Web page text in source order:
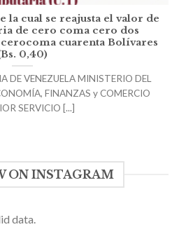
cual se reajusta el valor de
de cero coma cero dos
cuarenta Bolívares
0,40)
DE VENEZUELA MINISTERIO DEL
FINANZAS y COMERCIO
SERVICIO [...]
ON INSTAGRAM
data.